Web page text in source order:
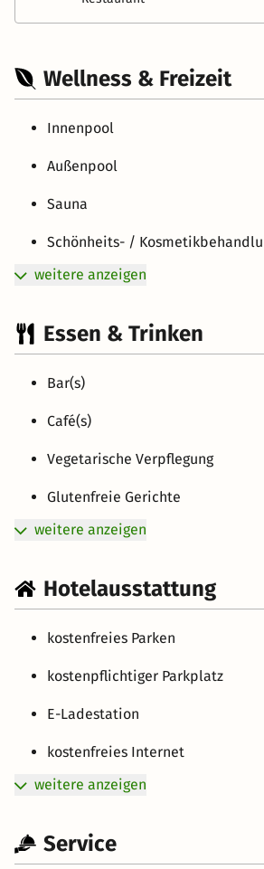
Wellness & Freizeit
Innenpool
Außenpool
Sauna
Schönheits- /
weitere anzeigen
Essen & Trinken
Bar(s)
Café(s)
Vegetarische Verpflegung
Glutenfreie Gerichte
weitere anzeigen
Hotelausstattung
kostenfreies Parken
kostenpflichtiger Parkplatz
E-Ladestation
kostenfreies Internet
weitere anzeigen
Service